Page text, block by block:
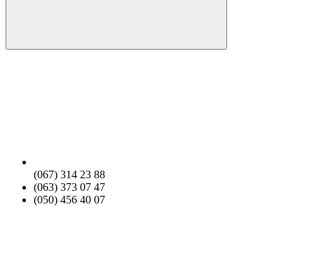
(067) 314 23 88
(063) 373 07 47
(050) 456 40 07